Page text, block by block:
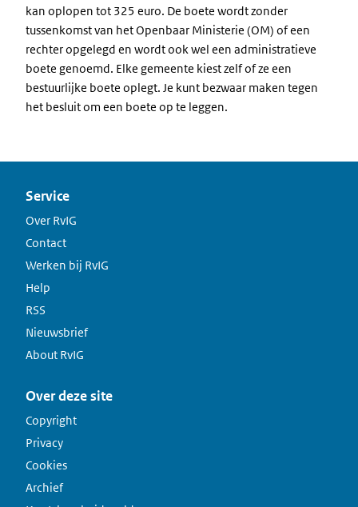
kan oplopen tot 325 euro. De boete wordt zonder
tussenkomst van het Openbaar Ministerie (OM) of een
rechter opgelegd en wordt ook wel een administratieve
boete genoemd. Elke gemeente kiest zelf of ze een
bestuurlijke boete oplegt. Je kunt bezwaar maken tegen
het besluit om een boete op te leggen.
Service
Over RvIG
Contact
Werken bij RvIG
Help
RSS
Nieuwsbrief
About RvIG
Over deze site
Copyright
Privacy
Cookies
Archief